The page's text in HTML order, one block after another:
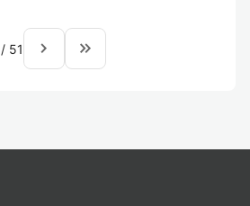
/ 51 navigate_next keyboard_double_arrow_right